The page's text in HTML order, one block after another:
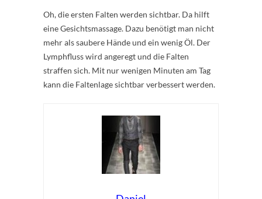
Oh, die ersten Falten werden sichtbar. Da hilft
eine Gesichtsmassage. Dazu benötigt man nicht
mehr als saubere Hände und ein wenig Öl. Der
Lymphfluss wird angeregt und die Falten
straffen sich. Mit nur wenigen Minuten am Tag
kann die Faltenlage sichtbar verbessert werden.